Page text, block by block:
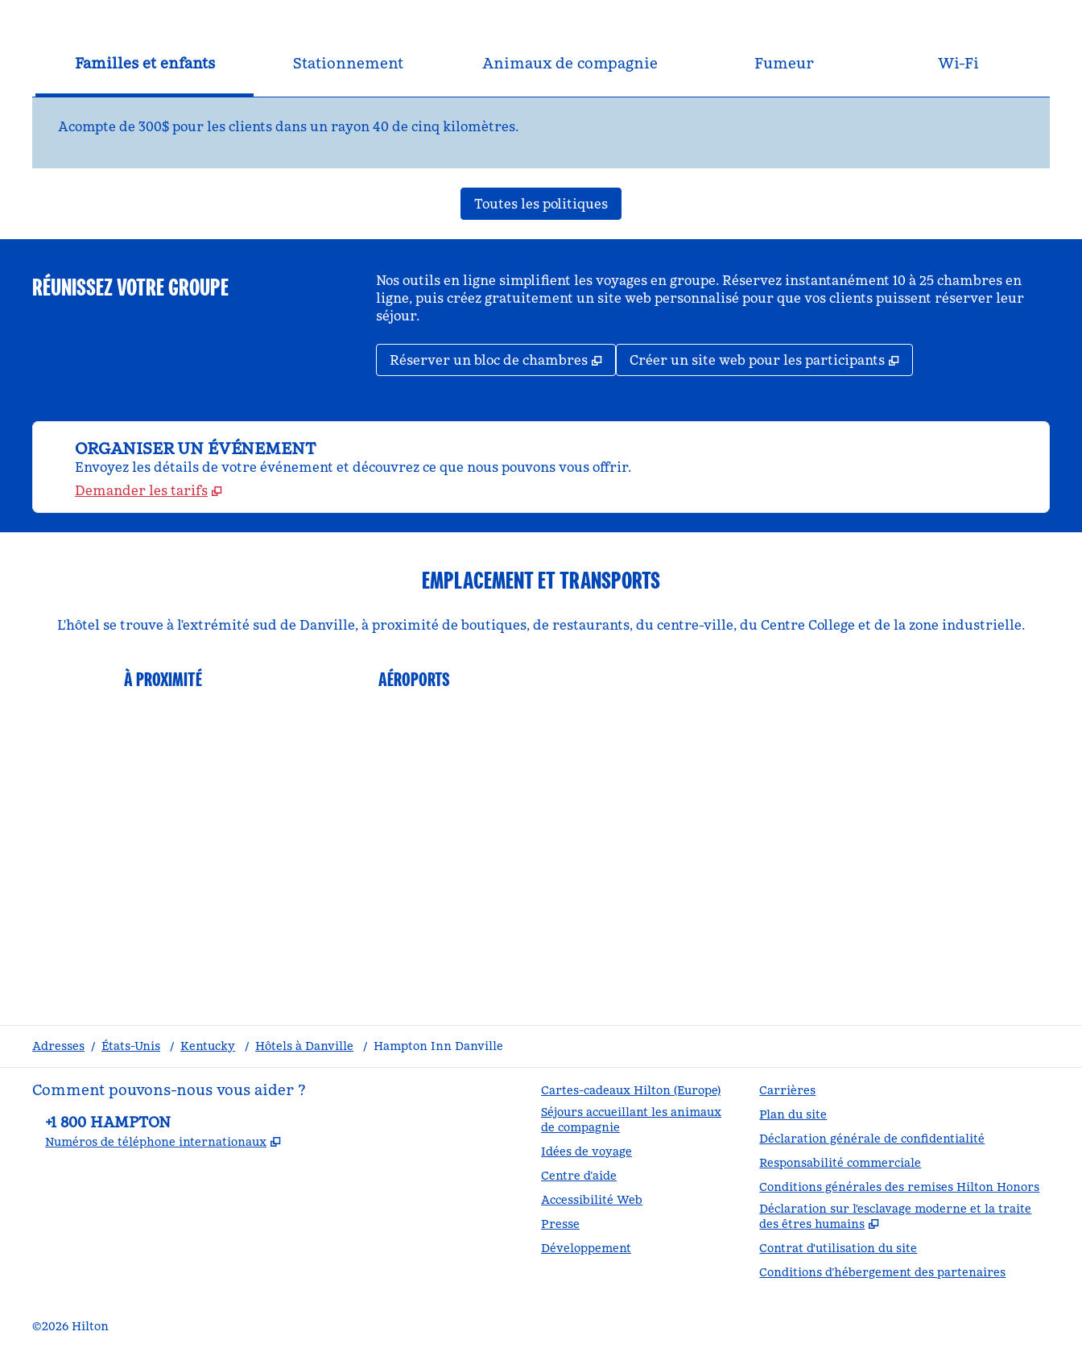
Familles et enfants Stationnement Animaux de compagnie Fumeur Wi-Fi
Acompte de 300$ pour les clients dans un rayon 40 de cinq kilomètres.
Toutes les politiques
RÉUNISSEZ VOTRE GROUPE
Nos outils en ligne simplifient les voyages en groupe. Réservez instantanément 10 à 25 chambres en
ligne, puis créez gratuitement un site web personnalisé pour que vos clients puissent réserver leur
séjour.
Réserver un bloc de chambres , S'ouvre dans un nouvel onglet
Créer un site web pour les participants ,
ORGANISER UN ÉVÉNEMENT
Envoyez les détails de votre événement et découvrez ce que nous pouvons vous offrir.
Demander les tarifs
EMPLACEMENT ET TRANSPORTS
L'hôtel se trouve à l'extrémité sud de Danville, à proximité de boutiques, de restaurants, du centre-ville, du Centre College et de la zone industrielle.
À PROXIMITÉ AÉROPORTS
Adresses / États-Unis / Kentucky / Hôtels à Danville / Hampton Inn Danville
Comment pouvons-nous vous aider ?
Téléphone :
+1 800 HAMPTON
Numéros de téléphone internationaux ,
Cartes-cadeaux Hilton (Europe)
Séjours accueillant les animaux
de compagnie
Idées de voyage
Centre d’aide
Accessibilité Web
Presse
Développement
Carrières
Plan du site
Déclaration générale de confidentialité
Responsabilité commerciale
Conditions générales des remises Hilton Honors
Déclaration sur l'esclavage moderne et la traite
des êtres humains
Contrat d'utilisation du site
Conditions d’hébergement des partenaires
©2026 Hilton